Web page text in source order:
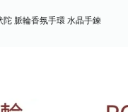
陀 脈輪香氛手環 水晶手鍊